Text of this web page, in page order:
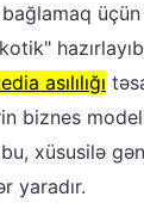
asılılığı
biznes
xüsusilə
yaradır.